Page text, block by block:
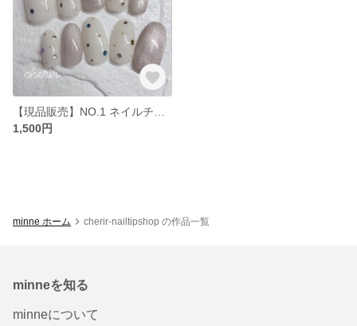
1,500円
minne ホーム cherir-nailtipshop の作品一覧
minneを知る
minneについて